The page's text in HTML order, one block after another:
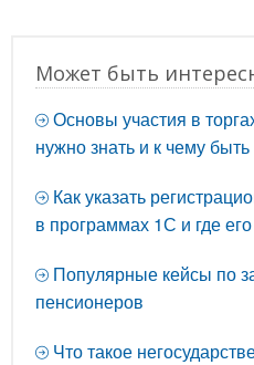
Может быть
Основы участия в
нужно знать и к чему
Как указать
в программах 1С и где
Популярные кейсы по
пенсионеров
Что такое